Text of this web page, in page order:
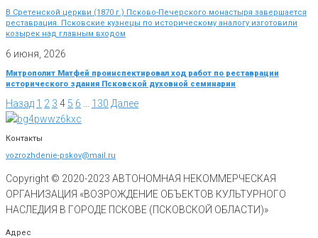
В Сретенской церкви (1870 г.) Псково-Печерского монастыря завершается
реставрация. Псковские кузнецы по историческому аналогу изготовили
козырек над главным входом
6 июня, 2026
Митрополит Матфей проинспектировал ход работ по реставрации
исторического здания Псковской духовной семинарии
Назад 1 2 3 4 5 6 130 Далее
Контакты
vozrozhdenie-pskov@mail.ru
Copyright © 2020-2023 АВТОНОМНАЯ НЕКОММЕРЧЕСКАЯ
ОРГАНИЗАЦИЯ «ВОЗРОЖДЕНИЕ ОБЪЕКТОВ КУЛЬТУРНОГО
НАСЛЕДИЯ В ГОРОДЕ ПСКОВЕ (ПСКОВСКОЙ ОБЛАСТИ)»
Адрес